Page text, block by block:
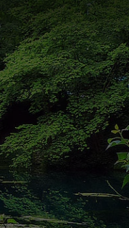
english
english
türkçe
english
tiếng việt
中文
ไทย
yкраїнська